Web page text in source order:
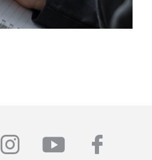
instagram
youtube